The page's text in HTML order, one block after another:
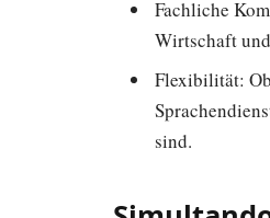
Fachliche
Wirtschaft
Flexibilität:
sind.